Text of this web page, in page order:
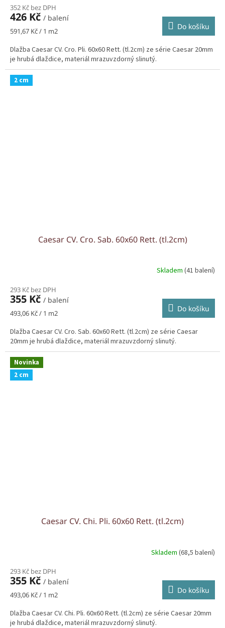
352 Kč bez DPH
426 Kč / balení
Měrná
591,67 Kč / 1 m2 Do košíku
Dlažba Caesar CV. Cro. Pli. 60x60 Rett. (tl.2cm) ze série Caesar 20mm
je hrubá dlaždice, materiál mrazuvzdorný slinutý.
2 cm
Caesar CV. Cro. Sab. 60x60 Rett. (tl.2cm)
Skladem (41 balení)
293 Kč bez DPH
355 Kč / balení
Měrná
493,06 Kč / 1 m2 Do košíku
Dlažba Caesar CV. Cro. Sab. 60x60 Rett. (tl.2cm) ze série Caesar
20mm je hrubá dlaždice, materiál mrazuvzdorný slinutý.
Novinka
2 cm
Caesar CV. Chi. Pli. 60x60 Rett. (tl.2cm)
Skladem (68,5 balení)
293 Kč bez DPH
355 Kč / balení
Měrná
493,06 Kč / 1 m2 Do košíku
Dlažba Caesar CV. Chi. Pli. 60x60 Rett. (tl.2cm) ze série Caesar 20mm
je hrubá dlaždice, materiál mrazuvzdorný slinutý.